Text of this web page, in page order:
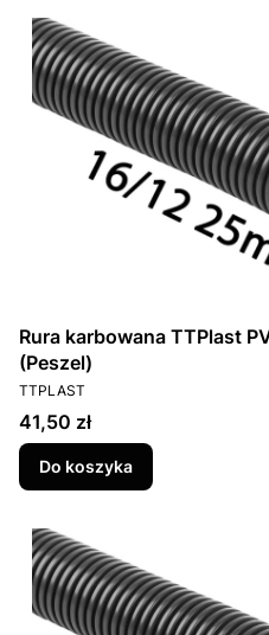
Rura karbowana TTPlast
(Peszel)
PRODUCENT
TTPLAST
Cena
41,50 zł
Do koszyka